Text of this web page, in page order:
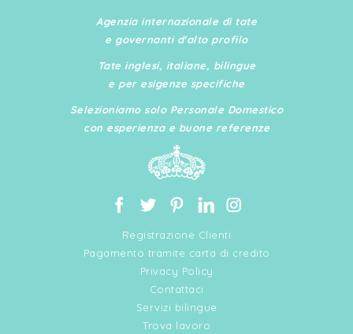
Agenzia internazionale di tate
e governanti d'alto profilo
Tate inglesi, italiane, bilingue
e per esigenze specifiche
Selezioniamo solo Personale Domestico
con esperienza e buone referenze
Registrazione Clienti
Pagamento tramite carta di credito
Privacy Policy
Contattaci
Servizi bilingue
Trova lavoro